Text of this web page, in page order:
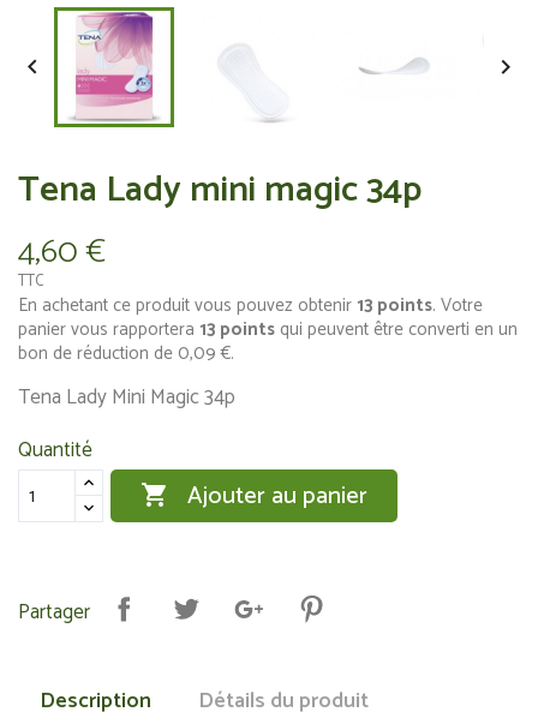
 
Tena Lady mini magic 34p
4,60 €
TTC
En achetant ce produit vous pouvez obtenir13 points. Votre
panier vous rapportera 13 points qui peuvent être converti en un
bon de réduction de 0,09 €.
Tena Lady Mini Magic 34p
Quantité
 Ajouter au panier
Partager
Description Détails du produit